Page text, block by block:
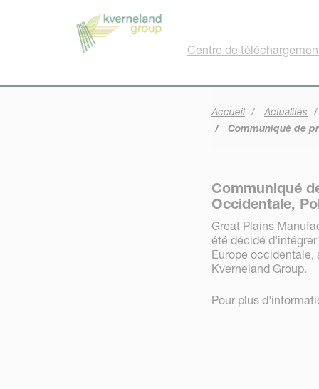
Centre de
Accueil
Actualités
Communiqué de
Communiqué
Occidentale,
Great Plains
été décidé
Europe occidentale,
Kverneland Group.
Pour plus